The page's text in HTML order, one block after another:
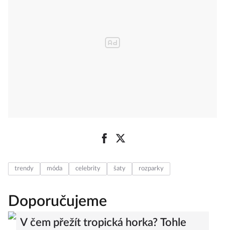
trendy móda celebrity šaty rozparky
Doporučujeme
V čem přežít tropická horka? Tohle